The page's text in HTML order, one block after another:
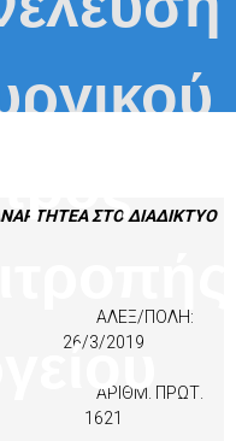
ΣΤΟ ΔΙΑΔΙΚΤΥΟ
ΑΛΕΞ/ΠΟΛΗ:
26/3/2019
ΑΡΙΘΜ. ΠΡΩΤ.
1621